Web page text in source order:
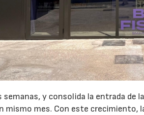
semanas, y consolida la entrada de
mismo mes. Con este crecimiento,